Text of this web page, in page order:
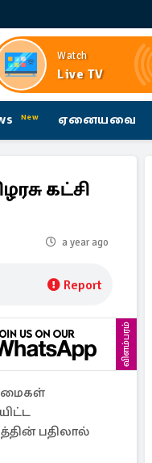
Watch
Live TV
New ஏனையவை
கட்சி
a year ago
Report
விளம்பரம்
பதிலால்